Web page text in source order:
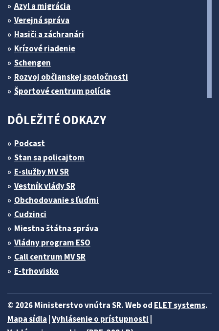
Azyl a migrácia
Verejná správa
Hasiči a záchranári
Krízové riadenie
Schengen
Rozvoj občianskej spoločnosti
Športové centrum polície
DÔLEŽITÉ ODKAZY
Podcast
Stan sa policajtom
E-služby MV SR
Vestník vlády SR
Obchodovanie s ľuďmi
Cudzinci
Miestna štátna správa
Vládny program ESO
Call centrum MV SR
E-trhovisko
© 2026 Ministerstvo vnútra SR. Web od ELET systems.
Mapa sídla Vyhlásenie o prístupnosti